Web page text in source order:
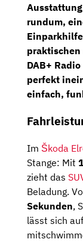
rundum,
praktischen
DAB+ Radio
perfekt
einfach,
Im Škoda
Stange: Mit
zieht das
Beladung.
Sekunden,
lässt sich